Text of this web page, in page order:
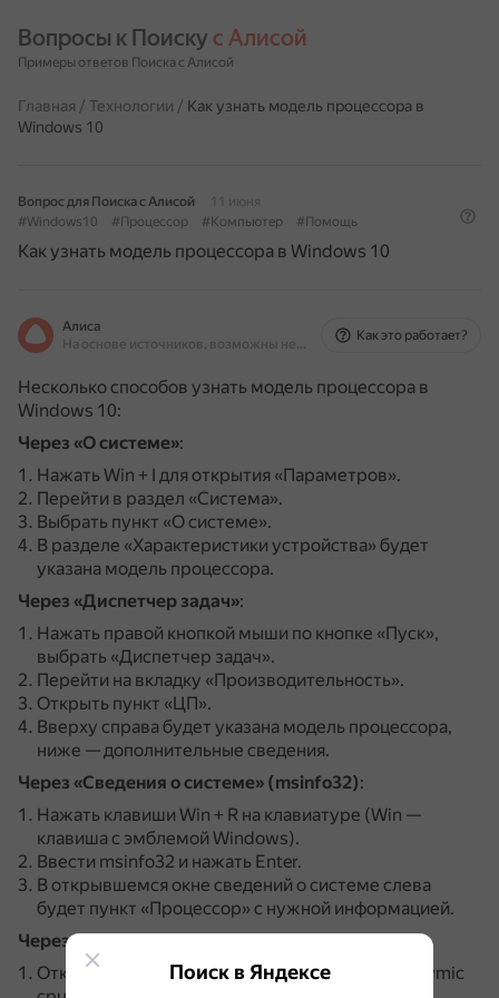
Вопросы к Поиску с Алисой
Примеры ответов Поиска с Алисой
Главная / Технологии / Как узнать модель процессора в
Windows 10
Вопрос для Поиска с Алисой
11 июня
#Windows10
#Процессор #Компьютер #Помощь
Как узнать модель процессора в Windows 10
Алиса
На основе источников, возможны неточности
Как это работает?
Несколько способов узнать модель процессора в
Windows 10:
Через «О системе»:
Нажать Win + I для открытия «Параметров».
Перейти в раздел «Система».
Выбрать пункт «О системе».
В разделе «Характеристики устройства» будет
указана модель процессора.
Через «Диспетчер задач»:
Нажать правой кнопкой мыши по кнопке «Пуск»,
выбрать «Диспетчер задач».
Перейти на вкладку «Производительность».
Открыть пункт «ЦП».
Вверху справа будет указана модель процессора,
ниже — дополнительные сведения.
Через «Сведения о системе» (msinfo32):
Нажать клавиши Win + R на клавиатуре (Win —
клавиша с эмблемой Windows).
Ввести msinfo32 и нажать Enter.
В открывшемся окне сведений о системе слева
будет пункт «Процессор» с нужной информацией.
Через командную строку:
Открыть командную строку и ввести команду wmic
Поиск в Яндексе